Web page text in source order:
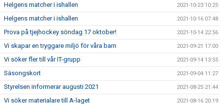
Helgens matcher i ishallen 2021-10-23 10:25
Helgens matcher i ishallen 2021-10-16 07:48
Prova på tjejhockey söndag 17 oktober! 2021-10-14 22:56
Vi skapar en tryggare miljö för våra barn 2021-09-21 17:00
Vi söker fler till vår IT-grupp 2021-09-14 13:55
Säsongskort 2021-09-04 11:27
Styrelsen informerar augusti 2021 2021-08-25 21:44
Vi söker materialare till A-laget 2021-08-16 20:19